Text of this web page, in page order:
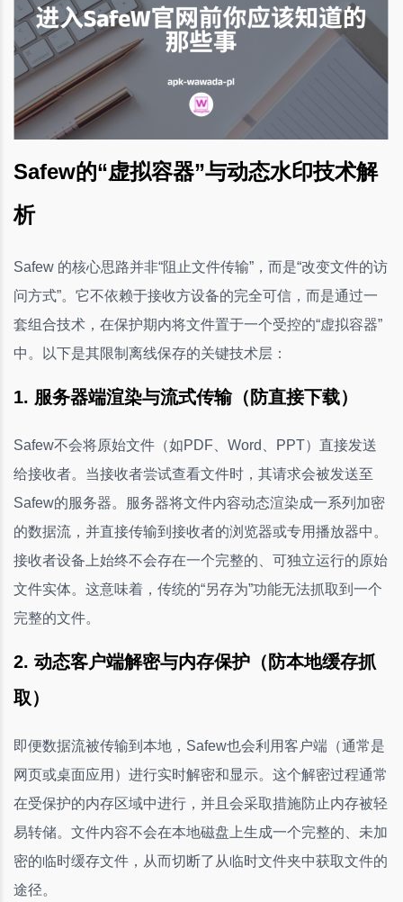
Safew的“虚拟容器”与动态水印技术解
析
Safew 的核心思路并非“阻止文件传输”，而是“改变文件的访
问方式”。它不依赖于接收方设备的完全可信，而是通过一
套组合技术，在保护期内将文件置于一个受控的“虚拟容器”
中。以下是其限制离线保存的关键技术层：
1. 服务器端渲染与流式传输（防直接下载）
Safew不会将原始文件（如PDF、Word、PPT）直接发送
给接收者。当接收者尝试查看文件时，其请求会被发送至
Safew的服务器。服务器将文件内容动态渲染成一系列加密
的数据流，并直接传输到接收者的浏览器或专用播放器中。
接收者设备上始终不会存在一个完整的、可独立运行的原始
文件实体。这意味着，传统的“另存为”功能无法抓取到一个
完整的文件。
2. 动态客户端解密与内存保护（防本地缓存抓
取）
即便数据流被传输到本地，Safew也会利用客户端（通常是
网页或桌面应用）进行实时解密和显示。这个解密过程通常
在受保护的内存区域中进行，并且会采取措施防止内存被轻
易转储。文件内容不会在本地磁盘上生成一个完整的、未加
密的临时缓存文件，从而切断了从临时文件夹中获取文件的
途径。